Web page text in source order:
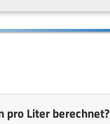
pro Liter berechnet?